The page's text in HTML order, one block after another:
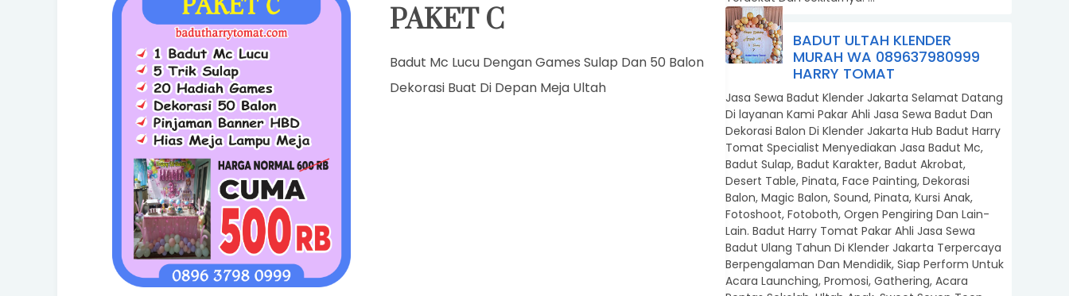
PAKET C
Badut Mc Lucu Dengan Games Sulap Dan 50 Balon
Dekorasi Buat Di Depan Meja Ultah
BADUT ULTAH KLENDER
MURAH WA 089637980999
HARRY TOMAT
Jasa Sewa Badut Klender Jakarta Selamat Datang
Di layanan Kami Pakar Ahli Jasa Sewa Badut Dan
Dekorasi Balon Di Klender Jakarta Hub Badut Harry
Tomat Specialist Menyediakan Jasa Badut Mc,
Badut Sulap, Badut Karakter, Badut Akrobat,
Desert Table, Pinata, Face Painting, Dekorasi
Balon, Magic Balon, Sound, Pinata, Kursi Anak,
Fotoshoot, Fotoboth, Orgen Pengiring Dan Lain-
Lain. Badut Harry Tomat Pakar Ahli Jasa Sewa
Badut Ulang Tahun Di Klender Jakarta Terpercaya
Berpengalaman Dan Mendidik, Siap Perform Untuk
Acara Launching, Promosi, Gathering, Acara